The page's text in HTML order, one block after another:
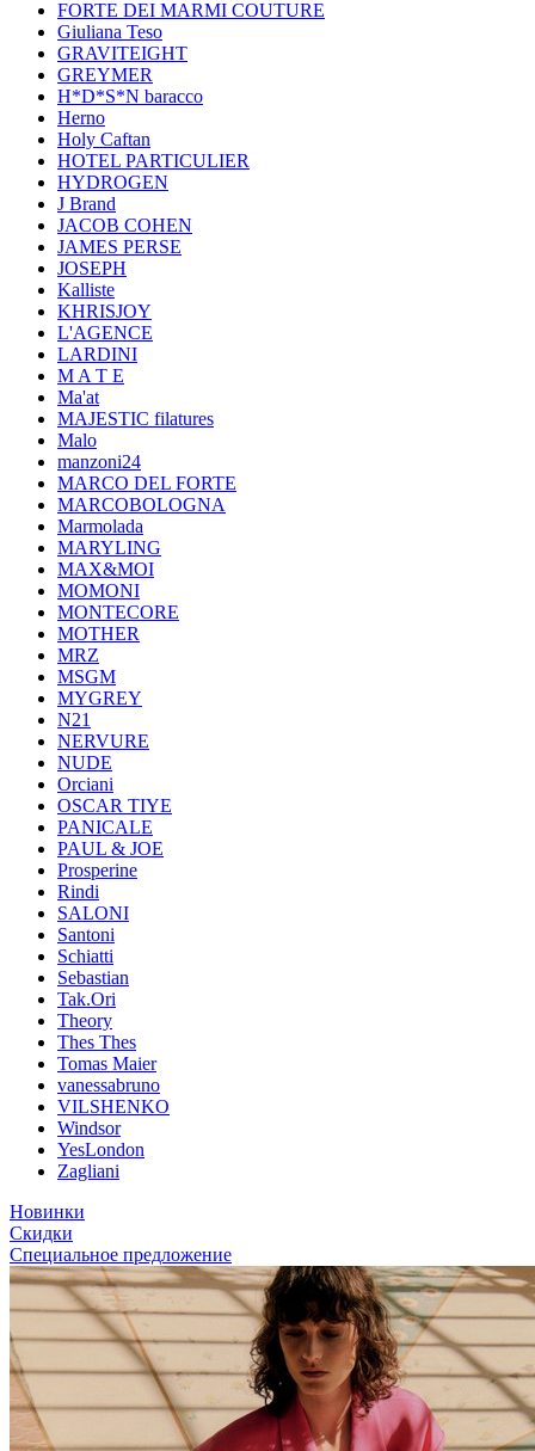
FORTE DEI MARMI COUTURE
Giuliana Teso
GRAVITEIGHT
GREYMER
H*D*S*N baracco
Herno
Holy Caftan
HOTEL PARTICULIER
HYDROGEN
J Brand
JACOB COHEN
JAMES PERSE
JOSEPH
Kalliste
KHRISJOY
L'AGENCE
LARDINI
M A T E
Ma'at
MAJESTIC filatures
Malo
manzoni24
MARCO DEL FORTE
MARCOBOLOGNA
Marmolada
MARYLING
MAX&MOI
MOMONI
MONTECORE
MOTHER
MRZ
MSGM
MYGREY
N21
NERVURE
NUDE
Orciani
OSCAR TIYE
PANICALE
PAUL & JOE
Prosperine
Rindi
SALONI
Santoni
Schiatti
Sebastian
Tak.Ori
Theory
Thes Thes
Tomas Maier
vanessabruno
VILSHENKO
Windsor
YesLondon
Zagliani
Новинки
Скидки
Специальное предложение